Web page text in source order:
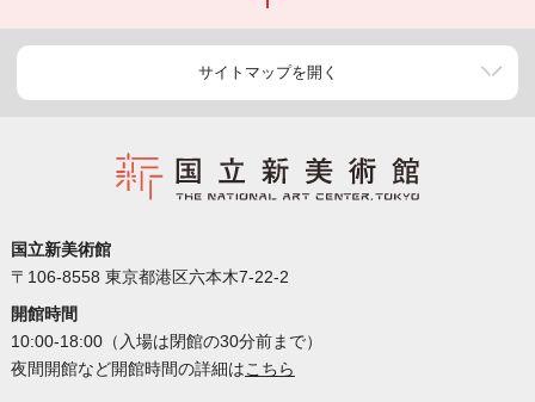
サイトマップを開く
国立新美術館
〒106-8558 東京都港区六本木7-22-2
開館時間
10:00-18:00（入場は閉館の30分前まで）
夜間開館など開館時間の詳細はこちら